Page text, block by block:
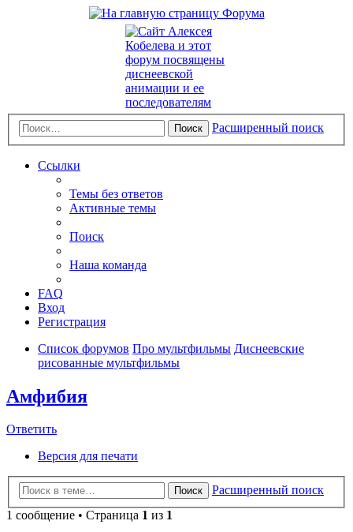
Поиск Расширенный поиск
Ссылки
Темы без ответов
Активные темы
Поиск
Наша команда
FAQ
Вход
Регистрация
Список форумов Про мультфильмы Диснеевские
рисованные мультфильмы
Амфибия
Ответить
Версия для печати
Поиск
Расширенный поиск
1 сообщение • Страница 1 из 1